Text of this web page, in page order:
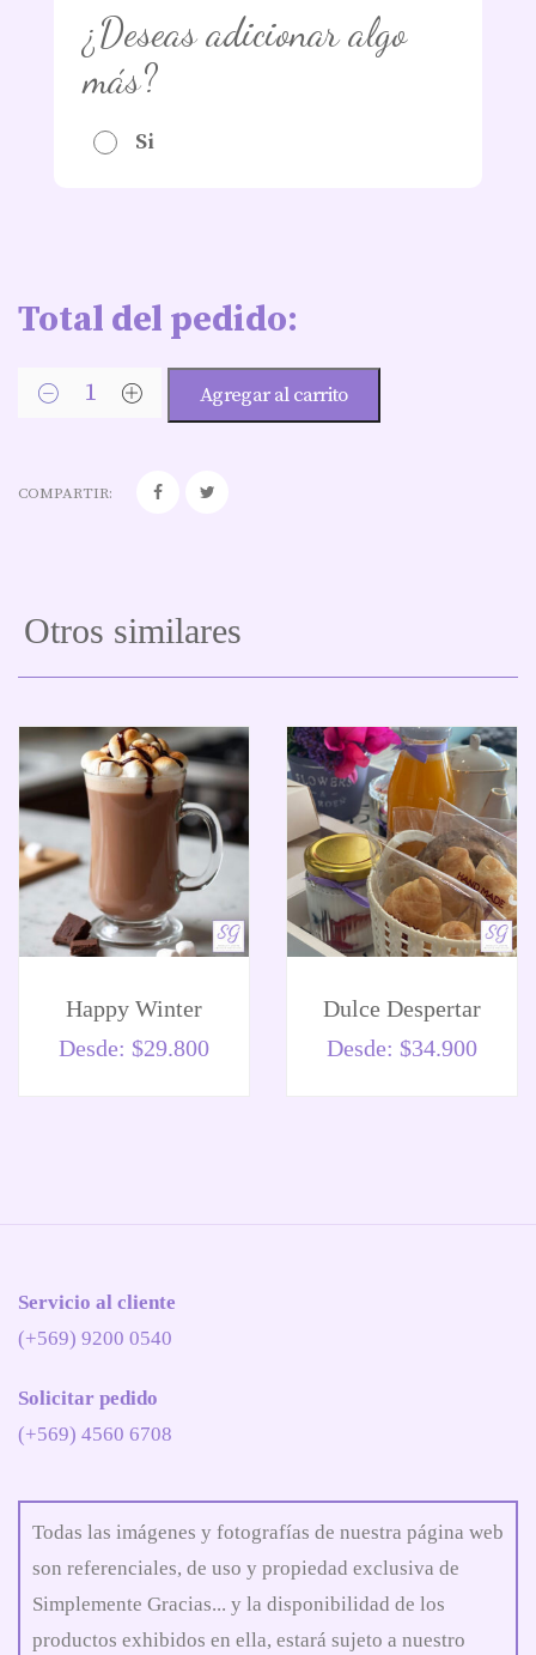
¿Deseas adicionar algo
más?
Si
Total del pedido:
Agregar al carrito
COMPARTIR:
Otros similares
Happy Winter
Desde: $29.800
Dulce Despertar
Desde: $34.900
Servicio al cliente
(+569) 9200 0540
Solicitar pedido
(+569) 4560 6708
Todas las imágenes y fotografías de nuestra página web
son referenciales, de uso y propiedad exclusiva de
Simplemente Gracias... y la disponibilidad de los
productos exhibidos en ella, estará sujeto a nuestro